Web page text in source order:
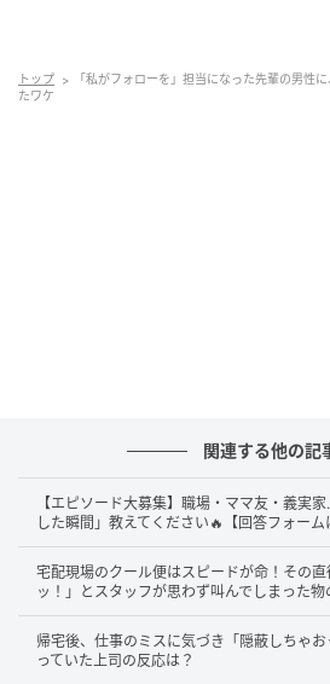
トップ
「私がフォローを」担当になった先輩の男性
たワケ
関連する他の記
【エピソード大募集】職場・ママ友・義実
した瞬間」教えてください🔥【回答フォーム
宅配現場のクール便はスピードが命！その
ッ！」とスタッフが思わず叫んでしまった
帰宅後、仕事のミスに気づき「隠蔽しちゃ
っていた上司の反応は？